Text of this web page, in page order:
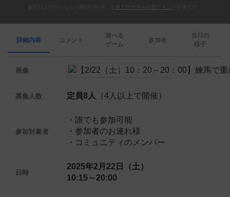
ボドゲーマへのログイン
詳細内容 コメント
遊べる
ゲーム
参加者
当日の
様子
画像
募集人数 定員8人 （4人以上で開催）
参加対象者
・誰でも参加可能
・参加者のお連れ様
・コミュニティのメンバー
日時
2025年2月22日（土）
10:15～20:00